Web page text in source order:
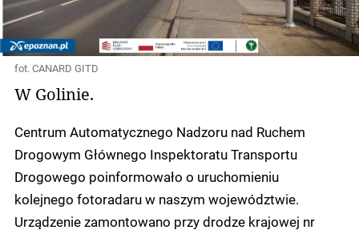
fot. CANARD GITD
W Golinie.
Centrum Automatycznego Nadzoru nad Ruchem
Drogowym Głównego Inspektoratu Transportu
Drogowego poinformowało o uruchomieniu
kolejnego fotoradaru w naszym województwie.
Urządzenie zamontowano przy drodze krajowej nr